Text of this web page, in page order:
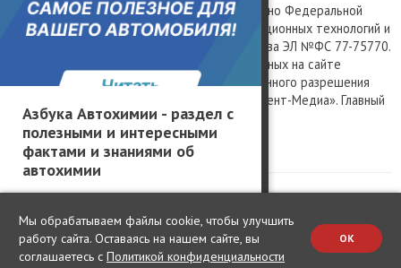
Азбука Автохимии - раздел с
полезными и интересными
фактами и знаниями об
автохимии
Сетевое издание «Kolesa.ru», зарегистрировано Федеральной
службой по надзору в сфере связи, информационных технологий и
массовых коммуникаций, номер свидетельства ЭЛ №ФС 77-75770.
Любое использование материалов, размещенных на сайте
www.kolesa.ru, допускается только с письменного разрешения
правообладателя. Учредитель ООО «Президент-Медиа». Главный
редактор Баландин М.А. 0+
Политика конфиденциальности
Мы обрабатываем файлы cookie, чтобы улучшить
работу сайта. Оставаясь на нашем сайте, вы
соглашаетесь с Политикой конфиденциальности
OK